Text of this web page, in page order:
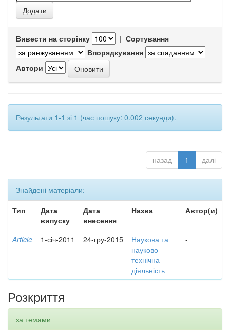
Вивести на сторінку | Сортування
Впорядкування
Автори
Результати 1-1 зі 1 (час пошуку: 0.002 секунди).
назад 1 далі
Знайдені матеріали:
Тип
Дата
випуску
Дата
внесення
Назва Автор(и)
Article 1-січ-2011 24-гру-2015
Наукова та
науково-
технічна
діяльність
-
Розкриття
за темами